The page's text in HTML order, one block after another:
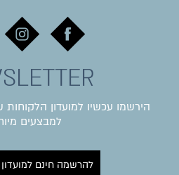
הירשמו עכשיו למועדון הלקוחות
למבצעים
להרשמה חינם